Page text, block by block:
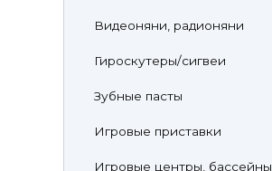
Видеоняни, радионяни
Гироскутеры/сигвеи
Зубные пасты
Игровые приставки
Игровые центры, бассейны